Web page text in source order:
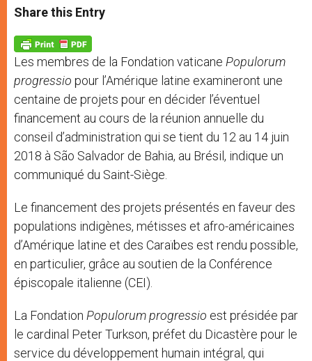
t
s
p
p
s
e
g
e
r
e
b
o
k
Share this Entry
Les membres de la Fondation vaticane Populorum
progressio pour l’Amérique latine examineront une
centaine de projets pour en décider l’éventuel
financement au cours de la réunion annuelle du
conseil d’administration qui se tient du 12 au 14 juin
2018 à São Salvador de Bahia, au Brésil, indique un
communiqué du Saint-Siège.
Le financement des projets présentés en faveur des
populations indigènes, métisses et afro-américaines
d’Amérique latine et des Caraïbes est rendu possible,
en particulier, grâce au soutien de la Conférence
épiscopale italienne (CEI).
La Fondation Populorum progressio est présidée par
le cardinal Peter Turkson, préfet du Dicastère pour le
service du développement humain intégral, qui